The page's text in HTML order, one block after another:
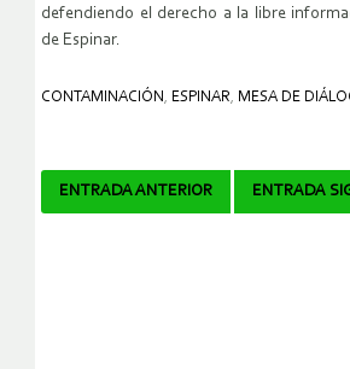
defendiendo el derecho a la libre
de Espinar.
CONTAMINACIÓN , ESPINAR, MESA DE
Navegador
ENTRADA ANTERIOR ENTRADA